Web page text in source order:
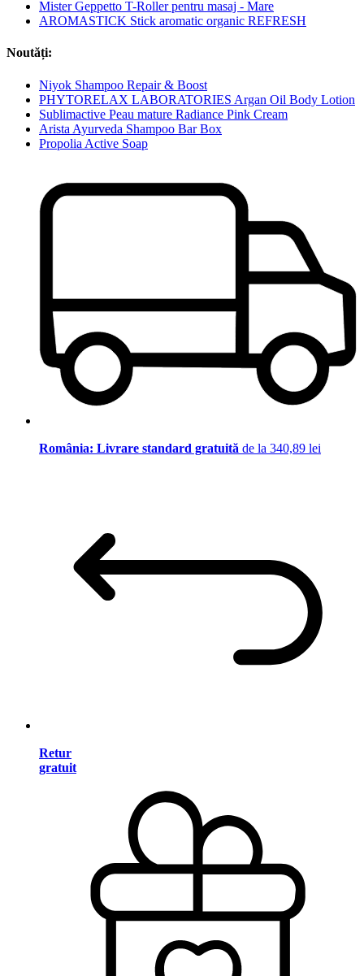
Mister Geppetto T-Roller pentru masaj - Mare
AROMASTICK Stick aromatic organic REFRESH
Noutăți:
Niyok Shampoo Repair & Boost
PHYTORELAX LABORATORIES Argan Oil Body Lotion
Sublimactive Peau mature Radiance Pink Cream
Arista Ayurveda Shampoo Bar Box
Propolia Active Soap
România: Livrare standard gratuită de la 340,89 lei
Retur
gratuit